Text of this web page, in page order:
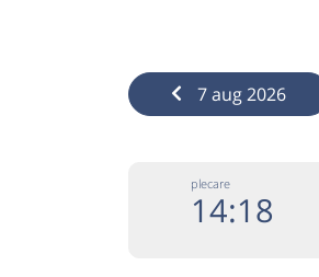
7 aug 2026
plecare
14:18